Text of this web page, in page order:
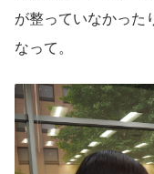
が整っていなかった
なって。